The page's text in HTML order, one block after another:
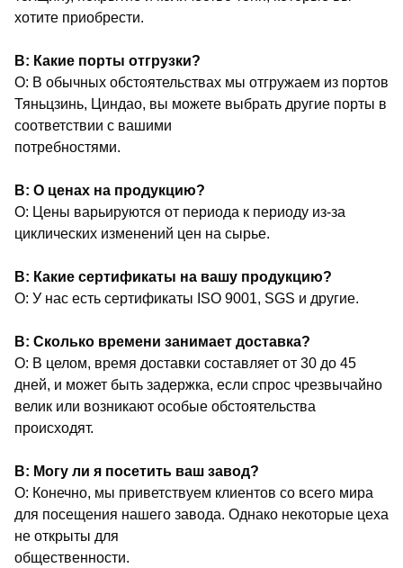
хотите приобрести.
В: Какие порты отгрузки?
О: В обычных обстоятельствах мы отгружаем из портов
Тяньцзинь, Циндао, вы можете выбрать другие порты в
соответствии с вашими
потребностями.
В: О ценах на продукцию?
О: Цены варьируются от периода к периоду из-за
циклических изменений цен на сырье.
В: Какие сертификаты на вашу продукцию?
О: У нас есть сертификаты ISO 9001, SGS и другие.
В: Сколько времени занимает доставка?
О: В целом, время доставки составляет от 30 до 45
дней, и может быть задержка, если спрос чрезвычайно
велик или возникают особые обстоятельства
происходят.
В: Могу ли я посетить ваш завод?
О: Конечно, мы приветствуем клиентов со всего мира
для посещения нашего завода. Однако некоторые цеха
не открыты для
общественности.